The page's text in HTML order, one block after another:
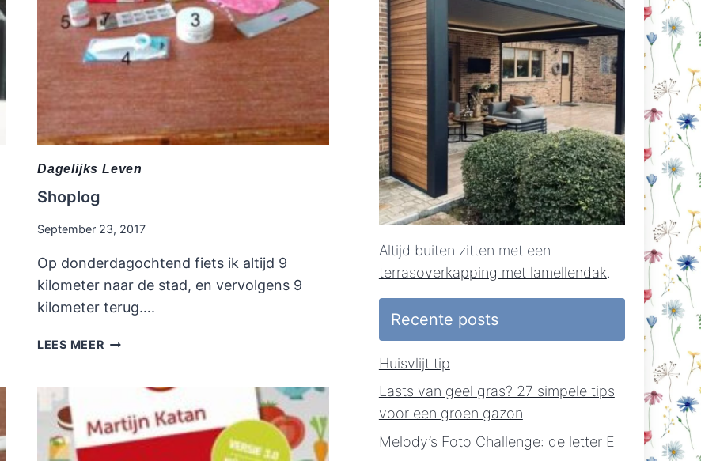
Dagelijks Leven
Shoplog
September 23, 2017
Op donderdagochtend fiets ik altijd 9
kilometer naar de stad, en vervolgens 9
kilometer terug….
LEES MEERSHOPLOG
Altijd buiten zitten met een
terrasoverkapping met lamellendak.
Recente posts
Huisvlijt tip
Lasts van geel gras? 27 simpele tips
voor een groen gazon
Melody’s Foto Challenge: de letter E